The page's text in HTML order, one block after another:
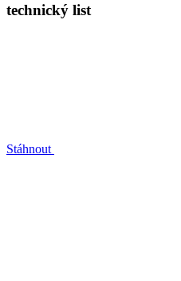
technický list
Stáhnout